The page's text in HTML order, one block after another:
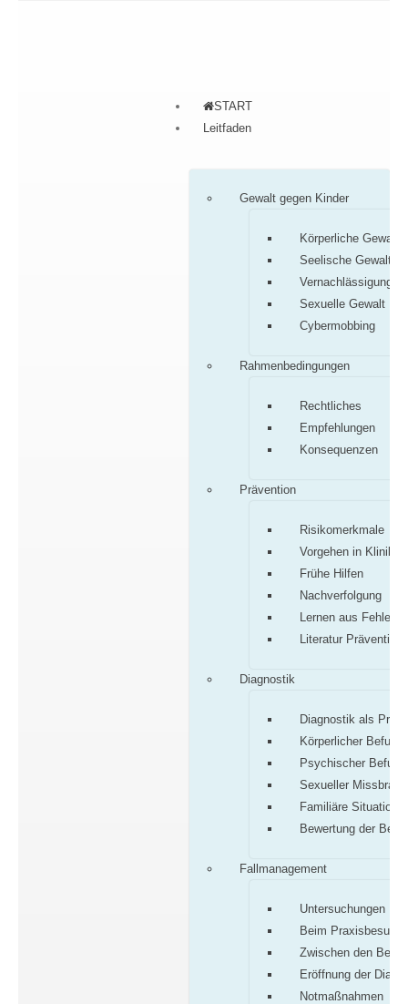
START
Leitfaden
Gewalt gegen Kinder
Körperliche Gewalt
Seelische Gewalt
Vernachlässigung
Sexuelle Gewalt
Cybermobbing
Rahmenbedingungen
Rechtliches
Empfehlungen
Konsequenzen
Prävention
Risikomerkmale
Vorgehen in Klinik/
Frühe Hilfen
Nachverfolgung
Lernen aus Fehlern
Literatur Prävention
Diagnostik
Diagnostik als
Körperlicher Befund
Psychischer Befund
Sexueller
Familiäre Situation
Bewertung der
Fallmanagement
Untersuchungen
Beim Praxisbesuch
Zwischen den
Eröffnung der
Notmaßnahmen